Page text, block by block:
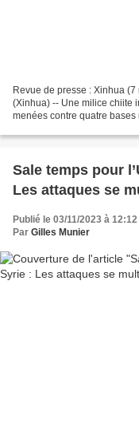
Revue de presse : Xinhua
(Xinhua) -- Une milice chiite
menées contre quatre
Sale temps pour
Les attaques se
Publié le 03/11/2023 à 12:12
Par Gilles Munier